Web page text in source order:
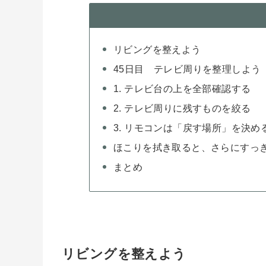
リビングを整えよう
45日目 テレビ周りを整理しよう
1. テレビ台の上を全部確認する
2. テレビ周りに残すものを絞る
3. リモコンは「戻す場所」を決め
ほこりを拭き取ると、さらにすっ
まとめ
リビングを整えよう